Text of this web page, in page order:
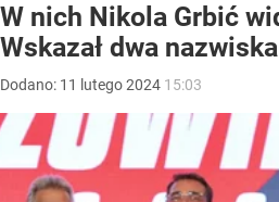
W nich Nikola Grbić
Wskazał dwa nazwiska
Dodano: 11 lutego2024 15:03